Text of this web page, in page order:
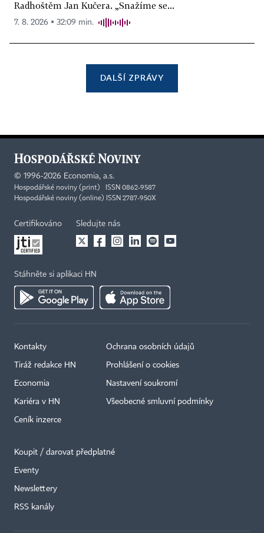
Radhoštěm Jan Kučera. „Snažíme se...
7. 8. 2026 ▪ 32:09 min.
DALŠÍ ZPRÁVY
© 1996-2026 Economia, a.s.
Hospodářské noviny (print) ISSN 0862-9587
Hospodářské noviny (online) ISSN 2787-950X
Certifikováno Sledujte nás
Stáhněte si aplikaci HN
Kontakty
Tiráž redakce HN
Economia
Kariéra v HN
Ceník inzerce
Ochrana osobních údajů
Prohlášení o cookies
Nastavení soukromí
Všeobecné smluvní podmínky
Koupit / darovat předplatné
Eventy
Newslettery
RSS kanály